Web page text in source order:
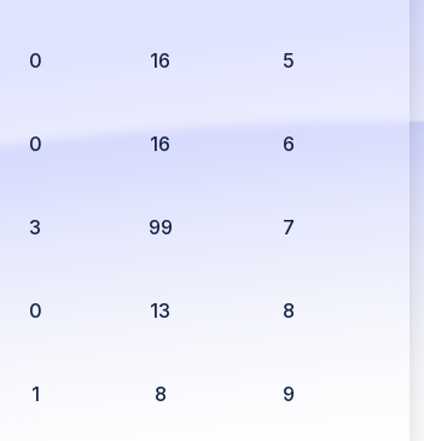
0 16 5
0 16 6
3 99 7
0 13 8
1 8 9